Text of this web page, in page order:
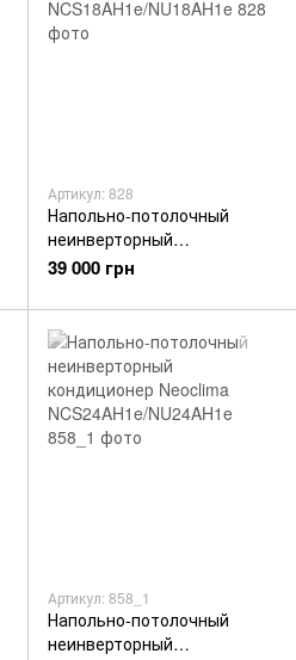
Артикул: 828
Напольно-потолочный
неинверторный
кондиционер Neoclima
39 000 грн
Артикул: 858_1
Напольно-потолочный
неинверторный